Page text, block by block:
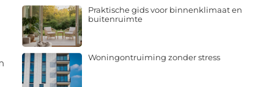
Praktische gids voor binnenklimaat en
buitenruimte
Woningontruiming zonder stress